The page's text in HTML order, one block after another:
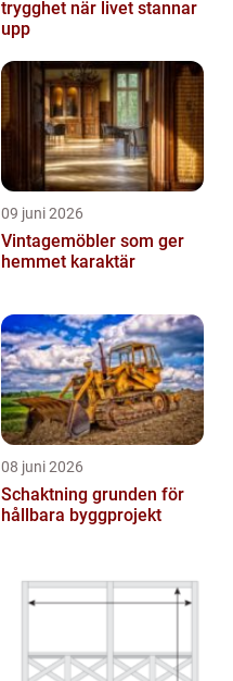
trygghet när livet stannar
upp
09 juni 2026
Vintagemöbler som ger
hemmet karaktär
08 juni 2026
Schaktning grunden för
hållbara byggprojekt